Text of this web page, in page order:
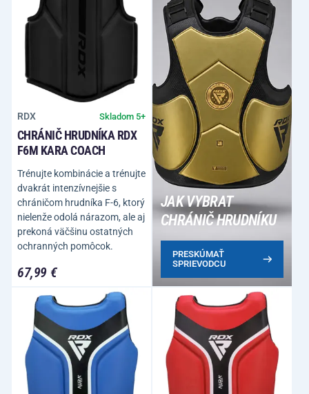
RDX Skladom 5+
CHRÁNIČ HRUDNÍKA RDX
F6M KARA COACH
Trénujte kombinácie a trénujte
dvakrát intenzívnejšie s
chráničom hrudníka F-6, ktorý
nielenže odolá nárazom, ale aj
prekoná väčšinu ostatných
ochranných pomôcok.
67,99 €
JAK VYBRAT
CHRÁNIČ HRUDNÍKU
PRESKÚMAŤ
SPRIEVODCU